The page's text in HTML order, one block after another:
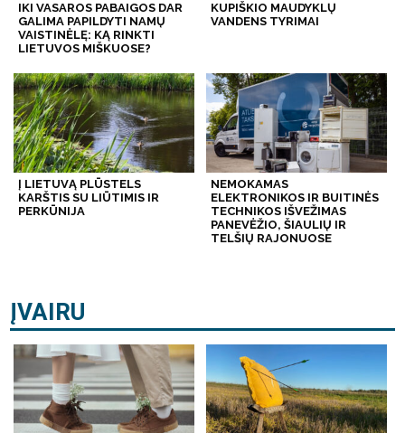
IKI VASAROS PABAIGOS DAR
GALIMA PAPILDYTI NAMŲ
VAISTINĖLĘ: KĄ RINKTI
LIETUVOS MIŠKUOSE?
KUPIŠKIO MAUDYKLŲ
VANDENS TYRIMAI
Į LIETUVĄ PLŪSTELS
KARŠTIS SU LIŪTIMIS IR
PERKŪNIJA
NEMOKAMAS
ELEKTRONIKOS IR BUITINĖS
TECHNIKOS IŠVEŽIMAS
PANEVĖŽIO, ŠIAULIŲ IR
TELŠIŲ RAJONUOSE
ĮVAIRU